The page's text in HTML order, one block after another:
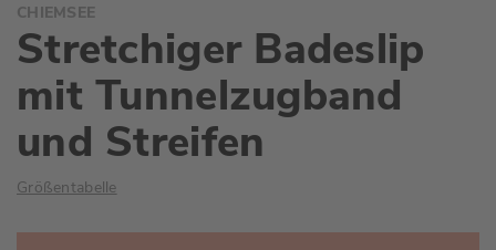
Anfang
der
Bildgalerie
springen
CHIEMSEE
Stretchiger Badeslip
mit Tunnelzugband
und Streifen
Größentabelle